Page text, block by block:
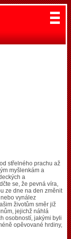
střelného prachu až
myšlenkám a
a
se, že pevná víra,
ze dne na den změnit
vynález
životům směr již
jejichž náhlá
osobností, jakými byli
opěvované hrdiny,